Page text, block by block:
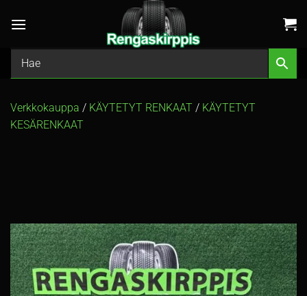
Verkkokauppa / KÄYTETYT RENKAAT / KÄYTETYT
KESÄRENKAAT